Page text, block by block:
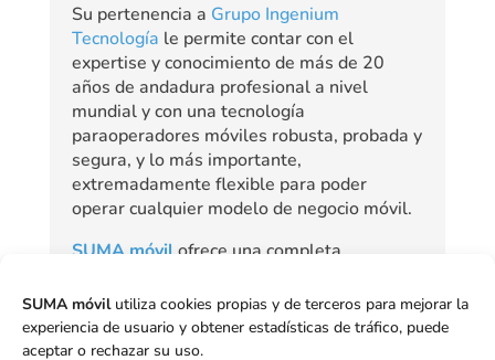
SUMA móvilutiliza cookies propias y de terceros para mejorar la
experiencia de usuario y obtener estadísticas de tráfico, puede
aceptar o rechazar su uso.
Su pertenencia a Grupo Ingenium
Tecnología le permite contar con el
expertise y conocimiento de más de 20
años de andadura profesional a nivel
mundial y con una tecnología
paraoperadores móviles robusta, probada y
segura, y lo más importante,
extremadamente flexible para poder
operar cualquier modelo de negocio móvil.
SUMA móvil ofrece una completa
compartida para todas aquellas empresas
e instituciones que desean lanzar servicios
móviles, sean éstas del rubro Telco u otros.